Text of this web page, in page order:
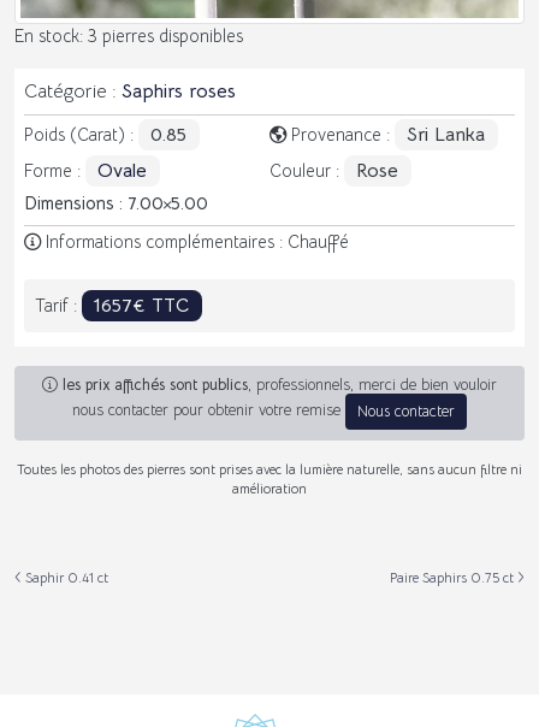
En stock: 3 pierres disponibles
Catégorie : Saphirs roses
Poids (Carat) : 0.85 Provenance : Sri Lanka
Forme : Ovale Couleur : Rose
Dimensions : 7.00 5.00
Informations complémentaires : Chauffé
Tarif : 1657€ TTC
les prix affichés sont publics, professionnels, merci de bien vouloir
nous contacter pour obtenir votre remise
Nous contacter
Toutes les photos des pierres sont prises avec la lumière naturelle, sans aucun filtre ni
amélioration
Saphir 0.41 ct Paire Saphirs 0.75 ct